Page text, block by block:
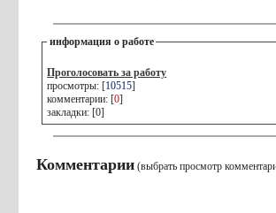
информация о работе
Проголосовать за работу
просмотры: [10515]
комментарии: [0]
закладки: [0]
Комментарии (выбрать просмотр